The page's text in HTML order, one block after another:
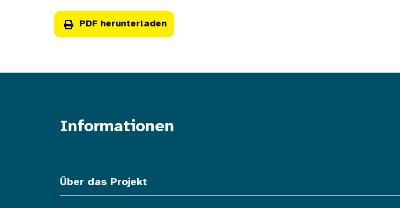
PDF herunterladen
Informationen
Über das Projekt